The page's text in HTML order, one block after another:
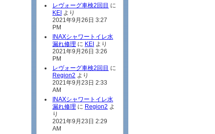
レヴォーグ車検2回目 に
KEI より
2021年9月26日 3:27
PM
INAXシャワートイレ水
漏れ修理 に KEI より
2021年9月26日 3:26
PM
レヴォーグ車検2回目 に
Region2 より
2021年9月23日 2:33
AM
INAXシャワートイレ水
漏れ修理 に Region2 よ
り
2021年9月23日 2:29
AM